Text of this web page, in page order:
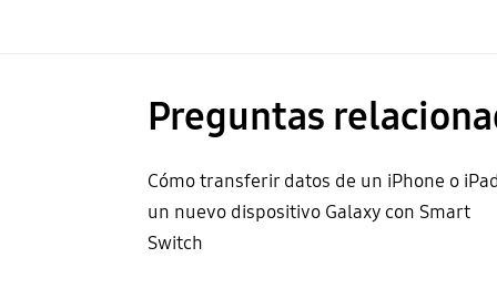
Preguntas
Cómo transferir datos de un iPhone o
un nuevo dispositivo Galaxy con Smart
Switch